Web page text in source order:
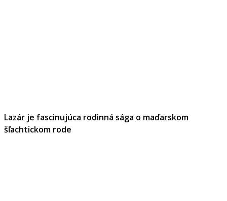
Lazár je fascinujúca rodinná sága o maďarskom
šľachtickom rode